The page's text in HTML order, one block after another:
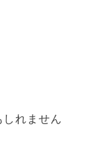
しれません